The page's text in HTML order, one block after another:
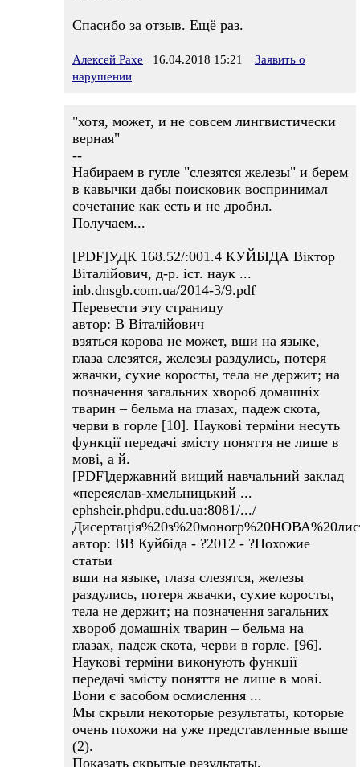
Спасибо за отзыв. Ещё раз.
Алексей Рахе 16.04.2018 15:21
Заявить о
нарушении
"хотя, может, и не совсем лингвистически
верная"
--
Набираем в гугле "слезятся железы" и берем
в кавычки дабы поисковик воспринимал
сочетание как есть и не дробил.
Получаем...
[PDF]УДК 168.52/:001.4 КУЙБІДА Віктор
Віталійович, д-р. іст. наук ...
inb.dnsgb.com.ua/2014-3/9.pdf
Перевести эту страницу
автор: В Віталійович
взяться корова не может, вши на языке,
глаза слезятся, железы раздулись, потеря
жвачки, сухие коросты, тела не держит; на
позначення загальних хвороб домашніх
тварин – бельма на глазах, падеж скота,
черви в горле [10]. Наукові терміни несуть
функції передачі змісту поняття не лише в
мові, а й.
[PDF]державний вищий навчальний заклад
«переяслав-хмельницький ...
ephsheir.phdpu.edu.ua:8081/.../
автор: ВВ Куйбіда - ?2012 - ?Похожие
статьи
вши на языке, глаза слезятся, железы
раздулись, потеря жвачки, сухие коросты,
тела не держит; на позначення загальних
хвороб домашніх тварин – бельма на
глазах, падеж скота, черви в горле. [96].
Наукові терміни виконують функції
передачі змісту поняття не лише в мові.
Вони є засобом осмислення ...
Мы скрыли некоторые результаты, которые
очень похожи на уже представленные выше
(2).
Показать скрытые результаты.